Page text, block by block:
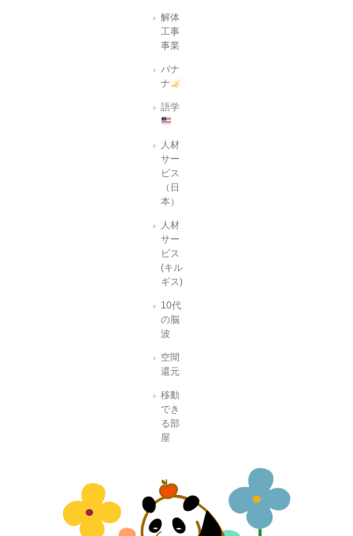
解体
工事
事業
バナ
ナ
語学
人材
サー
ビス
（日
本）
人材
サー
ビス
(キル
ギス)
10代
の脳
波
空間
還元
移動
でき
る部
屋